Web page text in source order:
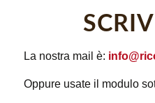
La nostra mail è:
Oppure usate il modulo